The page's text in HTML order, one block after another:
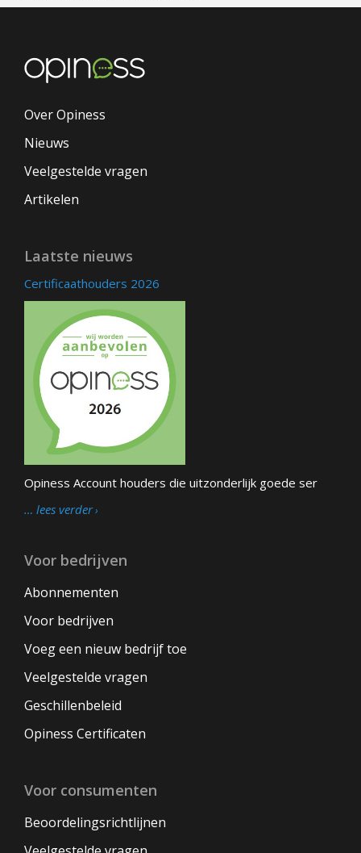
Over Opiness
Nieuws
Veelgestelde vragen
Artikelen
Laatste nieuws
Certificaathouders 2026
Opiness Account houders die uitzonderlijk goede ser
… lees verder
Voor bedrijven
Abonnementen
Voor bedrijven
Voeg een nieuw bedrijf toe
Veelgestelde vragen
Geschillenbeleid
Opiness Certificaten
Voor consumenten
Beoordelingsrichtlijnen